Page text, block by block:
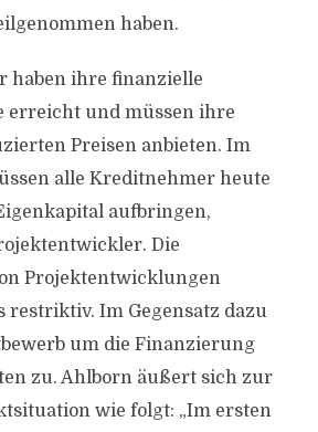
haben.
haben ihre finanzielle
erreicht und müssen ihre
Preisen anbieten. Im
alle Kreditnehmer heute
aufbringen,
Die
Projektentwicklungen
restriktiv. Im Gegensatz dazu
um die Finanzierung
zu. Ahlborn äußert sich zur
wie folgt: „Im ersten